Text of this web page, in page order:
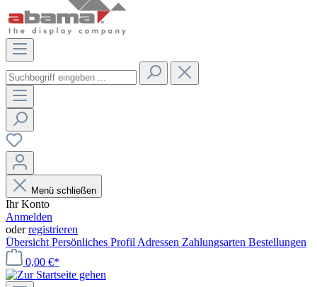
Menü schließen
Ihr Konto
Anmelden
oderregistrieren
Übersicht Persönliches Profil Adressen Zahlungsarten Bestellungen
0,00 €*